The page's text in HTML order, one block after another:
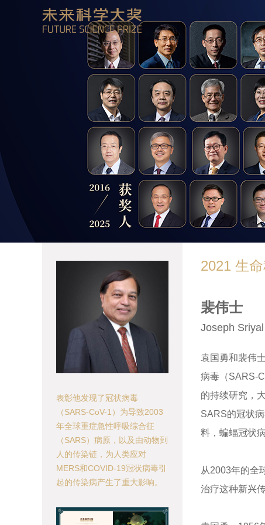
表彰他发现了冠状病毒
（SARS-CoV-1）为导致2003
年全球重症急性呼吸综合征
（SARS）病原，以及由动物到
人的传染链，为人类应对
MERS和COVID-19冠状病毒引
起的传染病产生了重大影响。
2021 生
裴伟士
Joseph
袁国勇和裴伟
病毒（SARS-
的持续研究，
SARS的冠状
料，蝙蝠冠状
从2003年的全
治疗这种新兴